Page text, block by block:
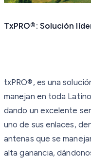
TxPRO®: Solución
txPRO®, es una
manejan en toda
dando un excelente
uno de sus enlaces,
antenas que se
alta ganancia,